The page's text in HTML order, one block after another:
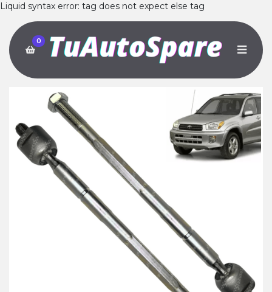
Liquid syntax error: tag does not expect else tag
0